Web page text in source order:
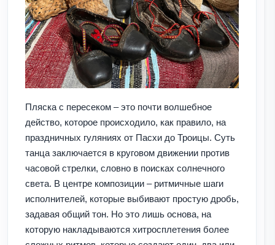
Пляска с пересеком – это почти волшебное
действо, которое происходило, как правило, на
праздничных гуляниях от Пасхи до Троицы. Суть
танца заключается в круговом движении против
часовой стрелки, словно в поисках солнечного
света. В центре композиции – ритмичные шаги
исполнителей, которые выбивают простую дробь,
задавая общий тон. Но это лишь основа, на
которую накладываются хитросплетения более